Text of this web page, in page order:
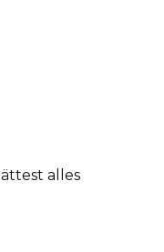
alles